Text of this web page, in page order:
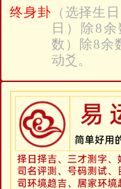
终身卦 （选择生
日）除8
数）除8余
动爻。